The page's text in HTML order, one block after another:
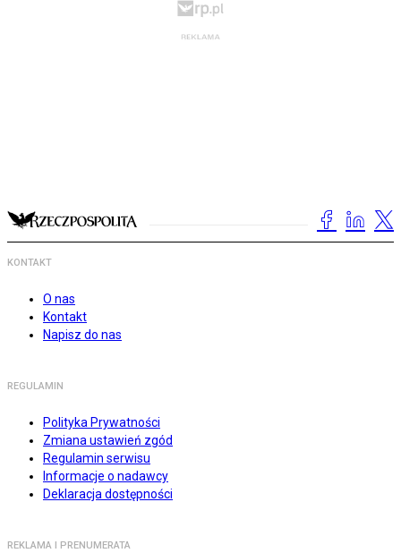
KONTAKT
O nas
Kontakt
Napisz do nas
REGULAMIN
Polityka Prywatności
Zmiana ustawień zgód
Regulamin serwisu
Informacje o nadawcy
Deklaracja dostępności
REKLAMA I PRENUMERATA